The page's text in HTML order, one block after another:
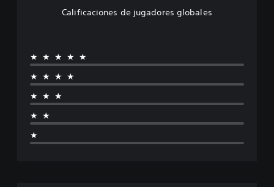
Calificaciones de jugadores globales
★★★★★
★★★★
★★★
★★
★